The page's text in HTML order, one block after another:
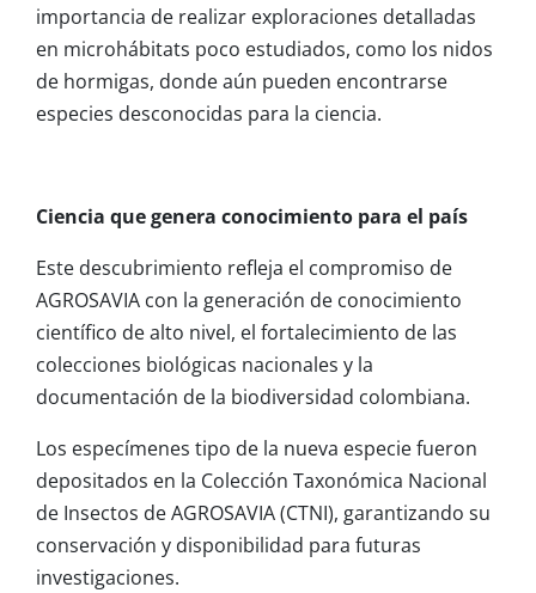
importancia de realizar exploraciones detalladas
en microhábitats poco estudiados, como los nidos
de hormigas, donde aún pueden encontrarse
especies desconocidas para la ciencia.
Ciencia que genera conocimiento para el país
Este descubrimiento refleja el compromiso de
AGROSAVIA con la generación de conocimiento
científico de alto nivel, el fortalecimiento de las
colecciones biológicas nacionales y la
documentación de la biodiversidad colombiana.
Los especímenes tipo de la nueva especie fueron
depositados en la Colección Taxonómica Nacional
de Insectos de AGROSAVIA (CTNI), garantizando su
conservación y disponibilidad para futuras
investigaciones.